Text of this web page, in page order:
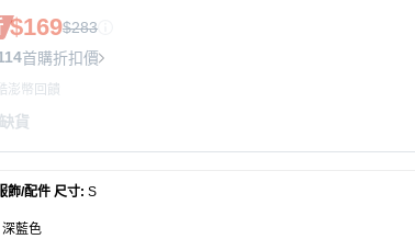
$169$283
首購折扣價
澎幣回饋
貨
飾/配件 尺寸: S
深藍色